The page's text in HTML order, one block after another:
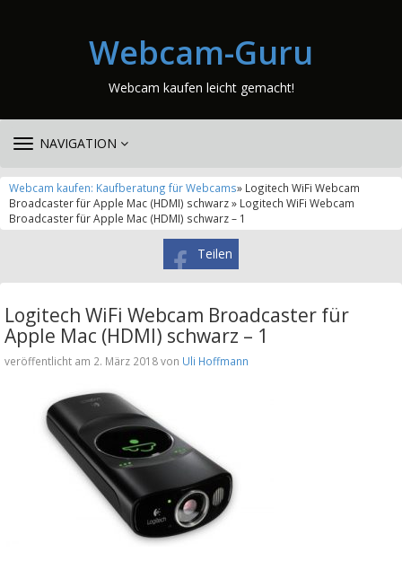
Webcam-Guru
Webcam kaufen leicht gemacht!
TOGGLE
NAVIGATION
Webcam kaufen: Kaufberatung für Webcams» Logitech WiFi Webcam
Broadcaster für Apple Mac (HDMI) schwarz » Logitech WiFi Webcam
Broadcaster für Apple Mac (HDMI) schwarz – 1
Teilen
Logitech WiFi Webcam Broadcaster für
Apple Mac (HDMI) schwarz – 1
veröffentlicht am 2. März 2018 von Uli Hoffmann